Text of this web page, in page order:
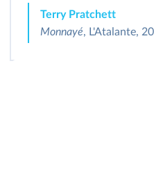
Terry Pratchett
Monnayé, L'Atalante,